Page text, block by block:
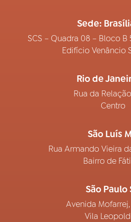
Sede:
SCS – Quadra 08 – Bloco B
Edifício Venâncio
Rio de
Rua da
Centro
São Luís
Rua Armando Vieira
Bairro de
São Paulo
Avenida Mofarrej,
Vila